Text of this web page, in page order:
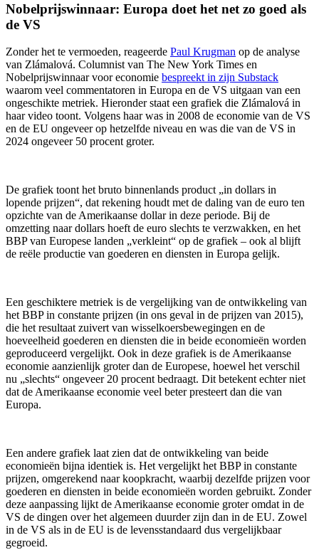
Nobelprijswinnaar: Europa doet het net zo goed als
de VS
Zonder het te vermoeden, reageerde Paul Krugman op de analyse
van Zlámalová. Columnist van The New York Times en
Nobelprijswinnaar voor economie bespreekt in zijn Substack
waarom veel commentatoren in Europa en de VS uitgaan van een
ongeschikte metriek. Hieronder staat een grafiek die Zlámalová in
haar video toont. Volgens haar was in 2008 de economie van de VS
en de EU ongeveer op hetzelfde niveau en was die van de VS in
2024 ongeveer 50 procent groter.
De grafiek toont het bruto binnenlands product „in dollars in
lopende prijzen“, dat rekening houdt met de daling van de euro ten
opzichte van de Amerikaanse dollar in deze periode. Bij de
omzetting naar dollars hoeft de euro slechts te verzwakken, en het
BBP van Europese landen „verkleint“ op de grafiek – ook al blijft
de reële productie van goederen en diensten in Europa gelijk.
Een geschiktere metriek is de vergelijking van de ontwikkeling van
het BBP in constante prijzen (in ons geval in de prijzen van 2015),
die het resultaat zuivert van wisselkoersbewegingen en de
hoeveelheid goederen en diensten die in beide economieën worden
geproduceerd vergelijkt. Ook in deze grafiek is de Amerikaanse
economie aanzienlijk groter dan de Europese, hoewel het verschil
nu „slechts“ ongeveer 20 procent bedraagt. Dit betekent echter niet
dat de Amerikaanse economie veel beter presteert dan die van
Europa.
Een andere grafiek laat zien dat de ontwikkeling van beide
economieën bijna identiek is. Het vergelijkt het BBP in constante
prijzen, omgerekend naar koopkracht, waarbij dezelfde prijzen voor
goederen en diensten in beide economieën worden gebruikt. Zonder
deze aanpassing lijkt de Amerikaanse economie groter omdat in de
VS de dingen over het algemeen duurder zijn dan in de EU. Zowel
in de VS als in de EU is de levensstandaard dus vergelijkbaar
gegroeid.